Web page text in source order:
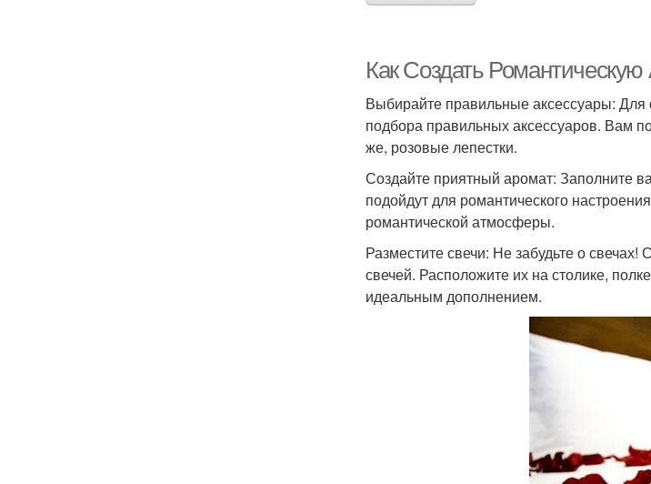
Как Создать
Выбирайте правильные аксессуары:
подбора правильных аксессуаров. Вам
же, розовые лепестки.
Создайте приятный аромат: Заполните
подойдут для романтического
романтической атмосферы.
Разместите свечи: Не забудьте о
свечей. Расположите их на столике,
идеальным дополнением.